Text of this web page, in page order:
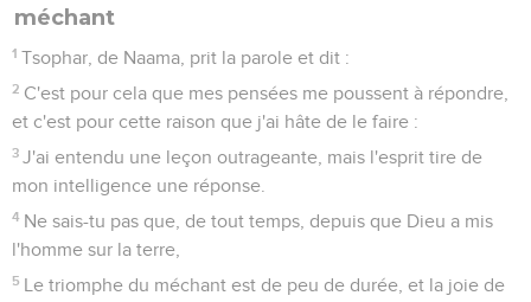
méchant
1 Tsophar, de Naama, prit la parole et dit :
2 C'est pour cela que mes pensées me poussent à répondre,
et c'est pour cette raison que j'ai hâte de le faire :
3 J'ai entendu une leçon outrageante, mais l'esprit tire de
mon intelligence une réponse.
4 Ne sais-tu pas que, de tout temps, depuis que Dieu a mis
l'homme sur la terre,
5 Le triomphe du méchant est de peu de durée, et la joie de